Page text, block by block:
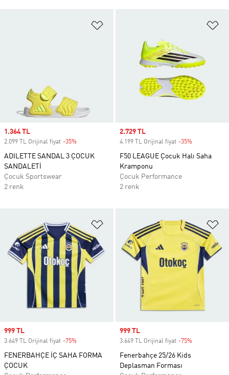
Sale price
1.364 TL
2.099 TL Orijinal fiyat -35%
ADILETTE SANDAL 3 ÇOCUK
SANDALETİ
Çocuk Sportswear
2 renk
Sale price
2.729 TL
4.199 TL Orijinal fiyat -35%
F50 LEAGUE Çocuk Halı Saha
Kramponu
Çocuk Performance
2 renk
Favori Listesine Ekle
Sale price
999 TL
3.649 TL Orijinal fiyat -75%
FENERBAHÇE İÇ SAHA FORMA
ÇOCUK
Sale price
999 TL
3.649 TL Orijinal fiyat -75%
Fenerbahçe 25/26 Kids
Deplasman Forması